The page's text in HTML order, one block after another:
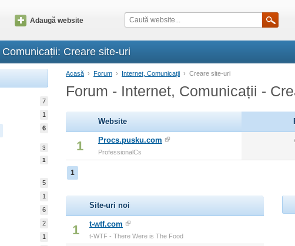
Adaugă website
Creare site-uri
7
1
6
3
1
5
1
6
2
1
Acasă › Forum › Internet, Comunicații › Creare site-uri
Forum - Internet, Comunicații -
Website
1 Procs.pusku.com
ProfessionalCs
1
Site-uri noi
1 t-wtf.com
t-WTF - There Were is The Food